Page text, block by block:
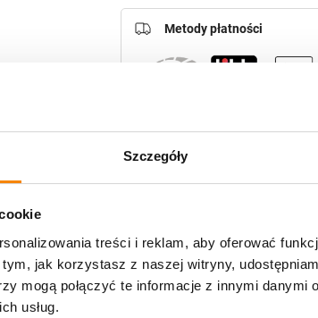
Szczegóły
treści i reklam, aby oferować
jak korzystasz z naszej witryny,
mogą połączyć te informacje z innymi danymi
usług.
Metody płatności
Znicz solarny